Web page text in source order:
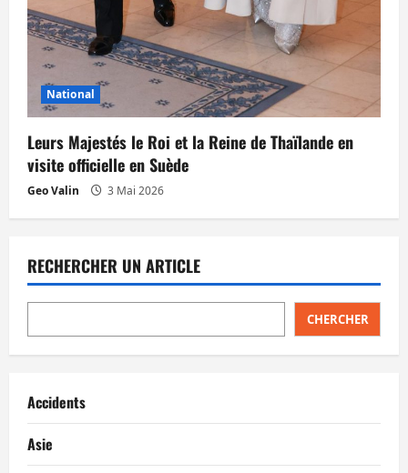
National
Leurs Majestés le Roi et la Reine de Thaïlande en
visite officielle en Suède
Geo Valin 3 Mai 2026
RECHERCHER UN ARTICLE
CHERCHER
Accidents
Asie